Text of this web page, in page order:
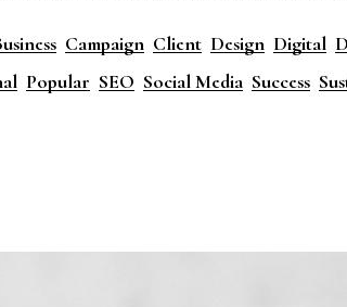
Campaign Client Design Digital
Popular SEO Social Media Success